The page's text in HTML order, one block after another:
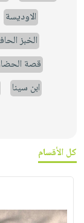
الاوديسة
الخبز
قصة
ابن سينا
كل الأقسام